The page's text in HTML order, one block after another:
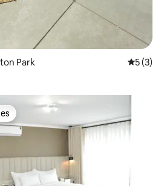
Park 5 de
5 (3)